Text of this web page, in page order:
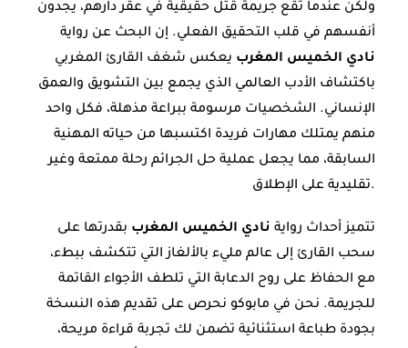
ولكن عندما تقع جريمة قتل حقيقية في عقر دارهم، يجدون
أنفسهم في قلب التحقيق الفعلي. إن البحث عن رواية
نادي الخميس المغرب يعكس شغف القارئ المغربي
باكتشاف الأدب العالمي الذي يجمع بين التشويق والعمق
الإنساني. الشخصيات مرسومة ببراعة مذهلة، فكل واحد
منهم يمتلك مهارات فريدة اكتسبها من حياته المهنية
السابقة، مما يجعل عملية حل الجرائم رحلة ممتعة وغير
تقليدية على الإطلاق.
تتميز أحداث رواية نادي الخميس المغرب بقدرتها على
سحب القارئ إلى عالم مليء بالألغاز التي تتكشف ببطء،
مع الحفاظ على روح الدعابة التي تلطف الأجواء القاتمة
للجريمة. نحن في مابوكو نحرص على تقديم هذه النسخة
بجودة طباعة استثنائية تضمن لك تجربة قراءة مريحة،